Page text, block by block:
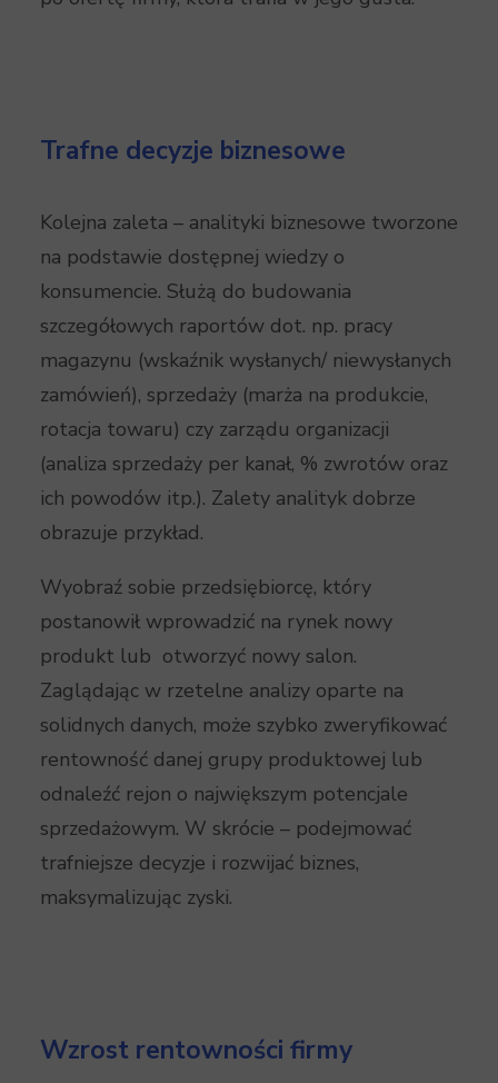
Trafne decyzje biznesowe
Kolejna zaleta – analityki biznesowe tworzone
na podstawie dostępnej wiedzy o
konsumencie. Służą do budowania
szczegółowych raportów dot. np. pracy
magazynu (wskaźnik wysłanych/ niewysłanych
zamówień), sprzedaży (marża na produkcie,
rotacja towaru) czy zarządu organizacji
(analiza sprzedaży per kanał, % zwrotów oraz
ich powodów itp.). Zalety analityk dobrze
obrazuje przykład.
Wyobraź sobie przedsiębiorcę, który
postanowił wprowadzić na rynek nowy
produkt lub otworzyć nowy salon.
Zaglądając w rzetelne analizy oparte na
solidnych danych, może szybko zweryfikować
rentowność danej grupy produktowej lub
odnaleźć rejon o największym potencjale
sprzedażowym. W skrócie – podejmować
trafniejsze decyzje i rozwijać biznes,
maksymalizując zyski.
Wzrost rentowności firmy